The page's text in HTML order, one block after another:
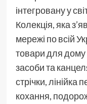
інтегровану у
Колекція, яка
мережі по всій
товари для дому
засоби та
стрічки, лінійка
кохання,